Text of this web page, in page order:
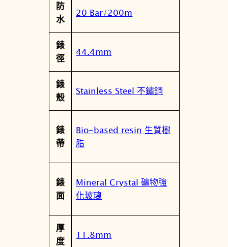
列
數
位
指
雙
顯
數
量
防
水
20 Bar/200m
錶
徑
44.4mm
錶
殼
Stainless Steel 不鏽鋼
錶
帶
Bio-based resin 生質樹
脂
錶
面
Mineral Crystal 礦物強
化玻璃
厚
度
11.8mm